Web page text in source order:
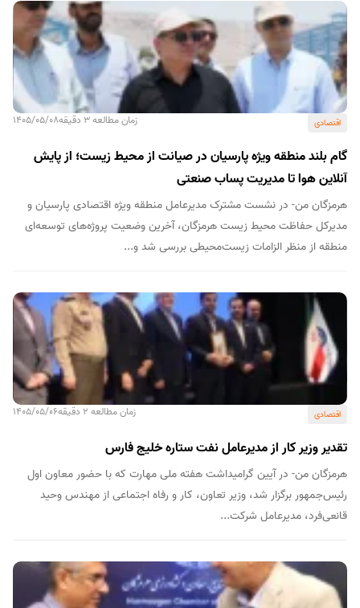
اقتصادی زمان مطالعه 3 دقیقه 1405/05/08
گام بلند منطقه ویژه پارسیان در صیانت از محیط زیست؛ از پایش
آنلاین هوا تا مدیریت پساب صنعتی
هرمزگان من- در نشست مشترک مدیرعامل منطقه ویژه اقتصادی پارسیان و
مدیرکل حفاظت محیط زیست هرمزگان، آخرین وضعیت پروژه‌های توسعه‌ای
منطقه از منظر الزامات زیست‌محیطی بررسی شد و...
اقتصادی زمان مطالعه 2 دقیقه 1405/05/06
تقدیر وزیر کار از مدیرعامل نفت ستاره خلیج فارس
هرمزگان من- در آیین گرامیداشت هفته ملی مهارت که با حضور معاون اول
رئیس‌جمهور برگزار شد، وزیر تعاون، کار و رفاه اجتماعی از مهندس وحید
قانعی‌فرد، مدیرعامل شرکت...